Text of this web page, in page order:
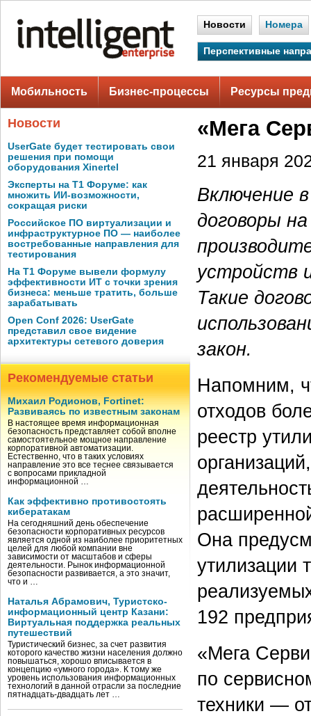
Новости Номера
Перспективные
Мобильность Бизнес-процессы Ресурсы
Новости
UserGate будет тестировать свои
решения при помощи
оборудования Xinertel
Эксперты на Т1 Форуме: как
множить ИИ-возможности,
сокращая риски
Российское ПО виртуализации и
инфраструктурное ПО — наиболее
востребованные направления для
тестирования
На Т1 Форуме вывели формулу
эффективности ИТ с точки зрения
бизнеса: меньше тратить, больше
зарабатывать
Open Conf 2026: UserGate
представил свое видение
архитектуры сетевого доверия
Рекомендуемые статьи
Михаил Родионов, Fortinet:
Развиваясь по известным законам
В настоящее время информационная
безопасность представляет собой вполне
самостоятельное мощное направление
корпоративной автоматизации.
Естественно, что в таких условиях
направление это все теснее связывается
с вопросами прикладной
информационной …
Как эффективно противостоять
кибератакам
На сегодняшний день обеспечение
безопасности корпоративных ресурсов
является одной из наиболее приоритетных
целей для любой компании вне
зависимости от масштабов и сферы
деятельности. Рынок информационной
безопасности развивается, а это значит,
что и …
Наталья Абрамович, Туристско-
информационный центр Казани:
Виртуальная поддержка реальных
путешествий
Туристический бизнес, за счет развития
которого качество жизни населения должно
повышаться, хорошо вписывается в
концепцию «умного города». К тому же
уровень использования информационных
технологий в данной отрасли за последние
пятнадцать-двадцать лет …
«Мега
21 января
Включение
договоры
устройств
Такие
закон.
Напомним,
отходов
реестр
Она
утилизации
192
«Мега
по
техники —